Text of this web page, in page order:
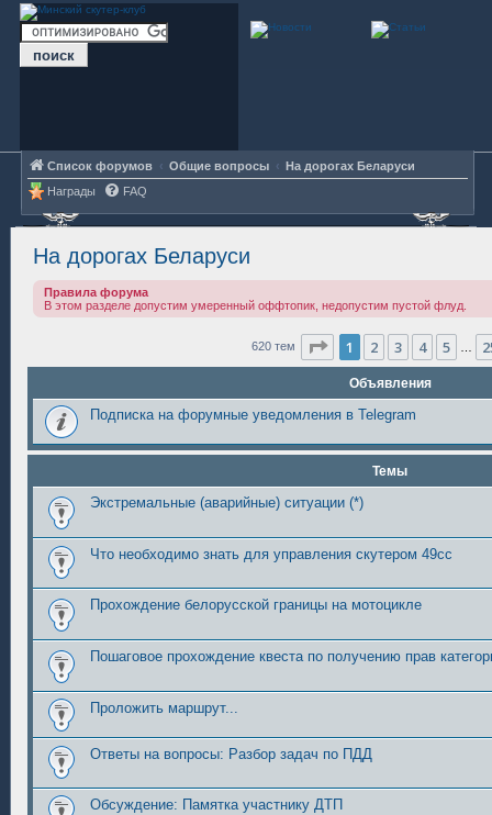
Список форумов Общие вопросы
На дорогах Беларуси
Награды
FAQ
На дорогах Беларуси
Правила форума
В этом разделе допустим умеренный оффтопик, недопустим пустой флуд.
620 тем Страница из 25
1 2 3 4 5
Объявления
Подписка на форумные уведомления в Telegram
Темы
Экстремальные (аварийные) ситуации (*)
Что необходимо знать для управления скутером 49сс
Прохождение белорусской границы на мотоцикле
Пошаговое прохождение квеста по получению прав
Проложить маршрут...
Ответы на вопросы: Разбор задач по ПДД
Обсуждение: Памятка участнику ДТП